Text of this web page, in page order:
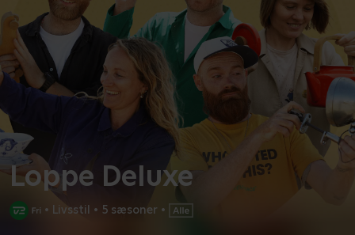
Loppe Deluxe
• Livsstil • 5 sæsoner •